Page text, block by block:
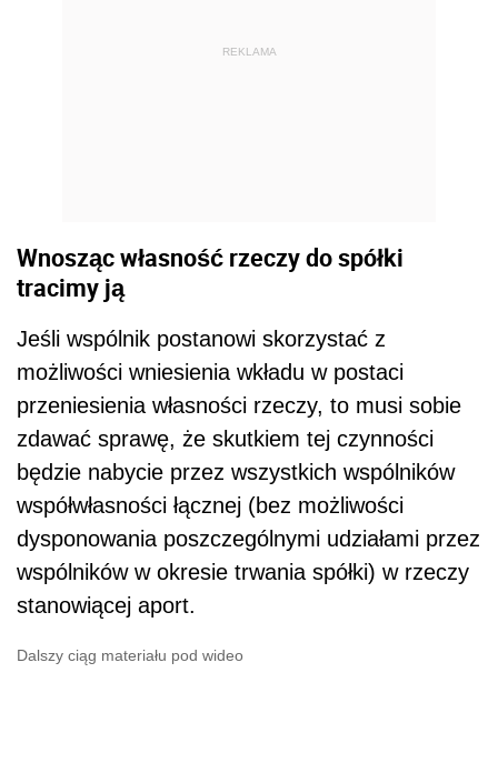
REKLAMA
Wnosząc własność rzeczy do spółki
tracimy ją
Jeśli wspólnik postanowi skorzystać z
możliwości wniesienia wkładu w postaci
przeniesienia własności rzeczy, to musi sobie
zdawać sprawę, że skutkiem tej czynności
będzie nabycie przez wszystkich wspólników
współwłasności łącznej (bez możliwości
dysponowania poszczególnymi udziałami przez
wspólników w okresie trwania spółki) w rzeczy
stanowiącej aport.
Dalszy ciąg materiału pod wideo